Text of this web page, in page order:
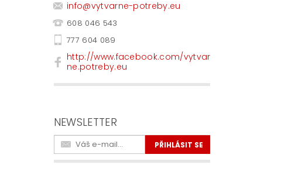
info@vytvarne-potreby.eu
608 046 543
777 604 089
http://www.facebook.com/vytvar
ne.potreby.eu
NEWSLETTER